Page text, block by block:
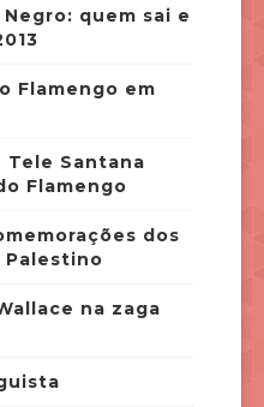
quem sai e
Flamengo em
Tele Santana
Flamengo
dos
Palestino
na zaga